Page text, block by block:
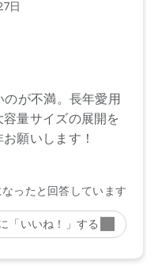
ボトルの注ぎ口・キャッ
参照）
ん
により、成分・処方が記
る場合がございます。